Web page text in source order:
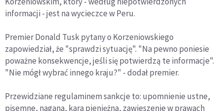
informacji - jest na wycieczce w Peru.
Premier Donald Tusk pytany o Korzeniowskiego
zapowiedział, że "sprawdzi sytuację". "Na pewno poniesie
poważne konsekwencje, jeśli się potwierdzą te informacje".
"Nie mógł wybrać innego kraju?" - dodał premier.
Przewidziane regulaminem sankcje to: upomnienie ustne,
pisemne, nagana, kara pieniężna, zawieszenie w prawach